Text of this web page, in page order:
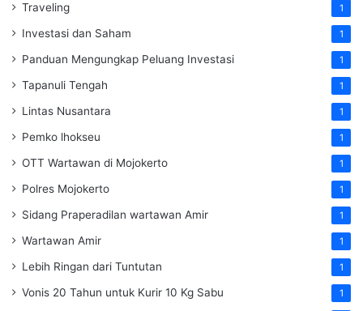
Traveling 1
Investasi dan Saham 1
Panduan Mengungkap Peluang Investasi 1
Tapanuli Tengah 1
Lintas Nusantara 1
Pemko lhokseu 1
OTT Wartawan di Mojokerto 1
Polres Mojokerto 1
Sidang Praperadilan wartawan Amir 1
Wartawan Amir 1
Lebih Ringan dari Tuntutan 1
Vonis 20 Tahun untuk Kurir 10 Kg Sabu 1